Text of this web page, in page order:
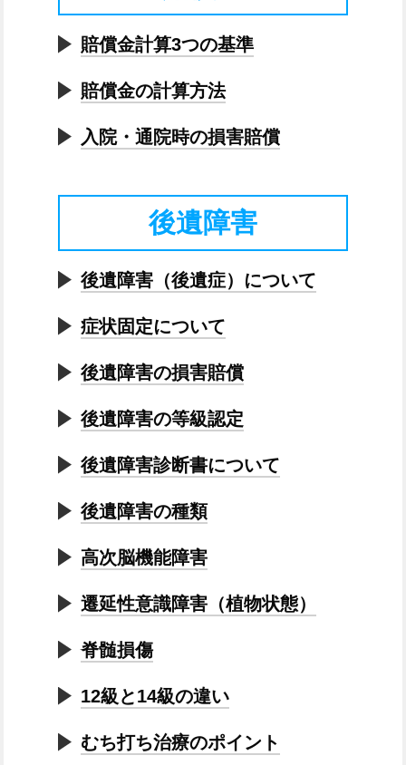
賠償金計算3つの基準
賠償金の計算方法
入院・通院時の損害賠償
後遺障害
後遺障害（後遺症）について
症状固定について
後遺障害の損害賠償
後遺障害の等級認定
後遺障害診断書について
後遺障害の種類
高次脳機能障害
遷延性意識障害（植物状態）
脊髄損傷
12級と14級の違い
むち打ち治療のポイント